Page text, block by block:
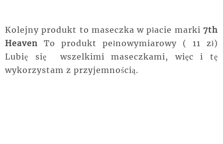
Kolejny produkt to maseczka w płacie marki 7th
Heaven To produkt pełnowymiarowy ( 11 zł)
Lubię się wszelkimi maseczkami, więc i tę
wykorzystam z przyjemnością.